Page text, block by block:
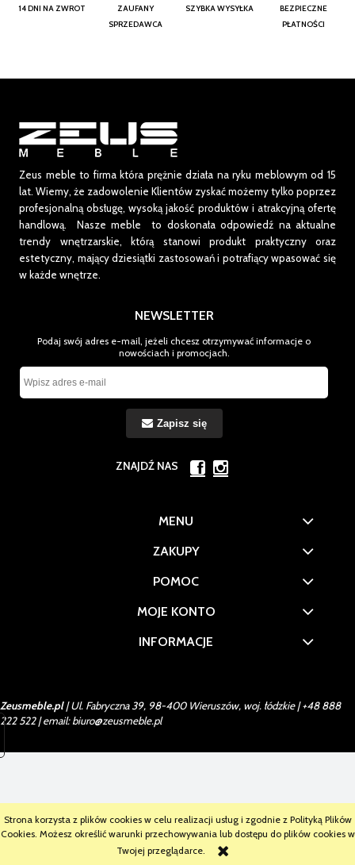
Strona korzysta z plików cookies w celu realizacji usług i zgodnie z Polityką Plików
Cookies. Możesz określić warunki przechowywania lub dostępu do plików cookies w
Twojej przeglądarce.
14 DNI NA ZWROT
ZAUFANY
SPRZEDAWCA
SZYBKA WYSYŁKA
BEZPIECZNE
PŁATNOŚCI
Zeus meble to firma która prężnie działa na ryku meblowym od 15
lat. Wiemy, że zadowolenie Klientów zyskać możemy tylko poprzez
profesjonalną obsługę, wysoką jakość produktów i atrakcyjną ofertę
handlową. Nasze meble to doskonała odpowiedź na aktualne
trendy wnętrzarskie, którą stanowi produkt praktyczny oraz
estetyczny, mający dziesiątki zastosowań i potrafiący wpasować się
w każde wnętrze.
MENU
ZAKUPY
POMOC
MOJE KONTO
INFORMACJE
NEWSLETTER
Podaj swój adres e-mail, jeżeli chcesz otrzymywać informacje o
nowościach i promocjach.
Zapisz się
ZNAJDŹ NAS
Zeusmeble.pl| Ul. Fabryczna 39, 98-400 Wieruszów, woj. łódzkie |+48 888
222 522| email:biuro@zeusmeble.pl
Sklep internetowy Shoper.pl